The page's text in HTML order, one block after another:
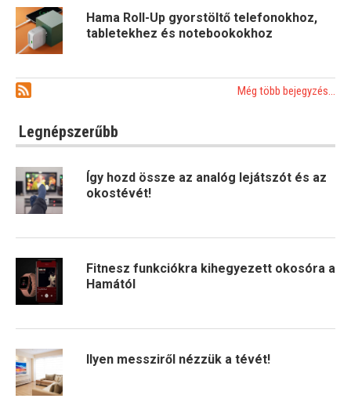
Hama Roll-Up gyorstöltő telefonokhoz,
tabletekhez és notebookokhoz
Még több bejegyzés...
Legnépszerűbb
Így hozd össze az analóg lejátszót és az
okostévét!
Fitnesz funkciókra kihegyezett okosóra a
Hamától
Ilyen messziről nézzük a tévét!